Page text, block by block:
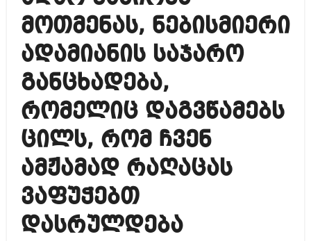
მოთმენას, ნებისმიერი
ადამიანის საჯარო
განცხადება,
რომელიც დაგვწამებს
ცილს, რომ ჩვენ
ამჟამად რაღაცას
ვაფუჭებთ
დასრულდება